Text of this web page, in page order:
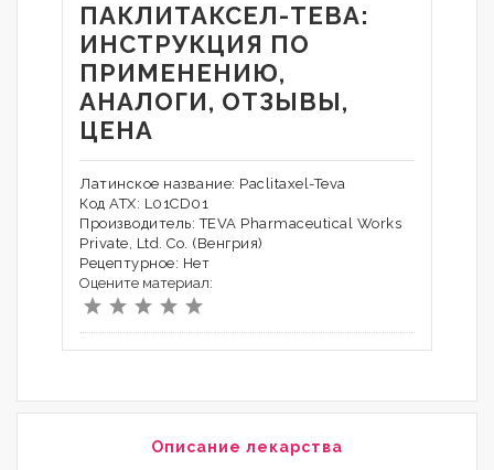
ПАКЛИТАКСЕЛ-ТЕВА:
ИНСТРУКЦИЯ ПО
ПРИМЕНЕНИЮ,
АНАЛОГИ, ОТЗЫВЫ,
ЦЕНА
Латинское название: Paclitaxel-Teva
Код АТХ: L01CD01
Производитель: TEVA Pharmaceutical Works
Private, Ltd. Co. (Венгрия)
Рецептурное: Нет
Оцените материал:
Описание лекарства